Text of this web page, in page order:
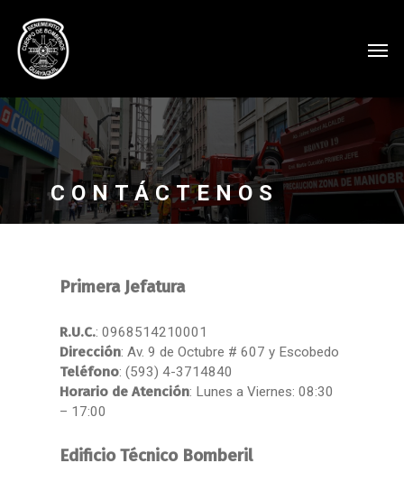
CONTÁCTENOS
Primera Jefatura
R.U.C.: 0968514210001
Dirección: Av. 9 de Octubre # 607 y Escobedo
Teléfono: (593) 4-3714840
Horario de Atención: Lunes a Viernes: 08:30
– 17:00
Edificio Técnico Bomberil